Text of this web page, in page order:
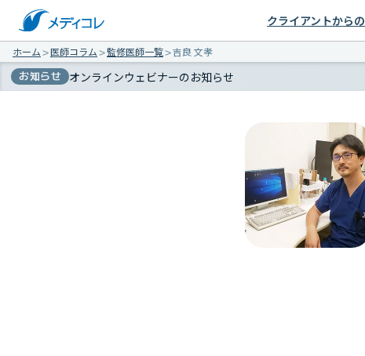
クライアントから
ホーム＞医師コラム＞監修医師一覧＞吉良 文孝
お知らせ オンラインウェビナーのお知らせ